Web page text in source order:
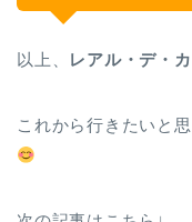
以上、 レアル・デ・
これから行きたいと